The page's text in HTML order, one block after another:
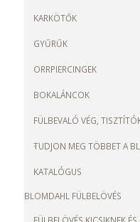
KARKÖTŐK
GYŰRŰK
ORRPIERCINGEK
BOKALÁNCOK
FÜLBEVALÓ VÉG,
TUDJON MEG TÖBBET A
KATALÓGUS
BLOMDAHL FÜLBELÖVÉS